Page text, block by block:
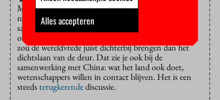
Maar het verbreken van de banden gaat tegen de
natuur van wetenschappers in. Die willen liever
samenwerken met slimme, nieuwsgierige mensen van
over de hele wereld, liefst zonder politiek gedoe. Dat
zou de wereldvrede juist dichterbij brengen dan het
dichtslaan van de deur. Dat zie je ook bij de
samenwerking met China: wat het land ook doet,
wetenschappers willen in contact blijven. Het is een
steedsterugkerendediscussie.
Alles accepteren